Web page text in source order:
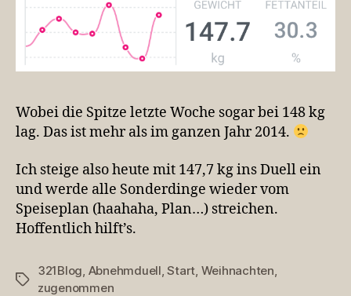
Wobei die Spitze letzte Woche sogar bei 148 kg
lag. Das ist mehr als im ganzen Jahr 2014.
Ich steige also heute mit 147,7 kg ins Duell ein
und werde alle Sonderdinge wieder vom
Speiseplan (haahaha, Plan…) streichen.
Hoffentlich hilft’s.
Schlagwörter
321Blog Abnehmduell ,Start Weihnachten
zugenommen